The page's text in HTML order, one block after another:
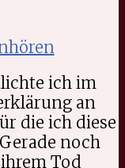
ich im
an
die ich diese
noch
Tod